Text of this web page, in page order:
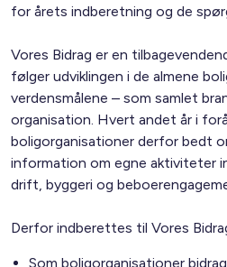
for årets indberetning og de
Vores Bidrag er en
følger udviklingen i de almene
verdensmålene – som samlet
organisation. Hvert andet år i
boligorganisationer derfor bedt
information om egne aktiviteter
drift, byggeri og
Derfor indberettes til Vores
Som boligorganisationer